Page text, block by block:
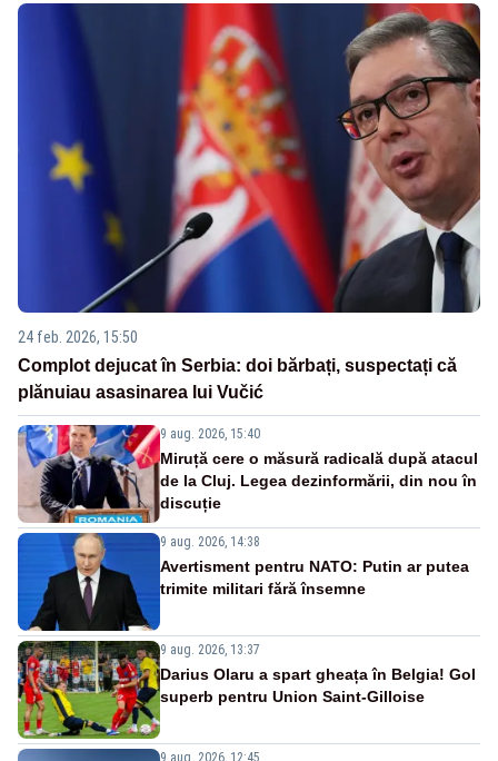
24 feb. 2026, 15:50
Complot dejucat în Serbia: doi bărbați, suspectați că
plănuiau asasinarea lui Vučić
9 aug. 2026, 15:40
Miruță cere o măsură radicală după atacul
de la Cluj. Legea dezinformării, din nou în
discuție
9 aug. 2026, 14:38
Avertisment pentru NATO: Putin ar putea
trimite militari fără însemne
9 aug. 2026, 13:37
Darius Olaru a spart gheața în Belgia! Gol
superb pentru Union Saint-Gilloise
9 aug. 2026, 12:45